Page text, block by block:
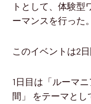
トとして、体験型
ーマンスを行った。
このイベントは2
1日目は「ルーマ
間」 をテーマと